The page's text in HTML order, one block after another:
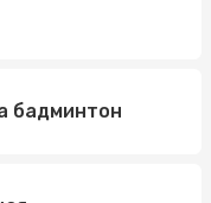
бадминтон